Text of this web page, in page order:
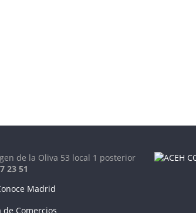
de la Oliva 53 local 1 posterior
23 51